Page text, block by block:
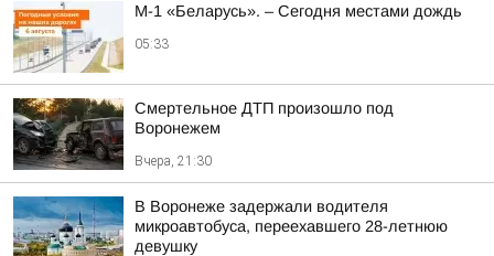
М-1 «Беларусь». – Сегодня местами дождь
05:33
Смертельное ДТП произошло под
Воронежем
Вчера, 21:30
В Воронеже задержали водителя
микроавтобуса, переехавшего 28-летнюю
девушку